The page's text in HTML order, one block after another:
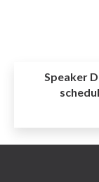
Speaker